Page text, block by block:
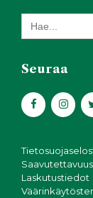
Search
for:
Seuraa
Saavutettavuus
Laskutustiedot